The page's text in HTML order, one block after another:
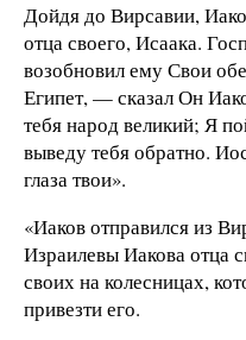
Дойдя до Вирсавии,
отца своего, Исаака.
возобновил ему Свои
Египет, — сказал Он
тебя народ великий; Я
выведу тебя обратно.
глаза твои».
«Иаков отправился из
Израилевы Иакова отца
своих на колесницах,
привезти его.